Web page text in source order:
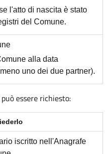
l'atto di nascita è stato
del Comune.
alla data
uno dei due partner).
essere richiesto:
iscritto nell'Anagrafe